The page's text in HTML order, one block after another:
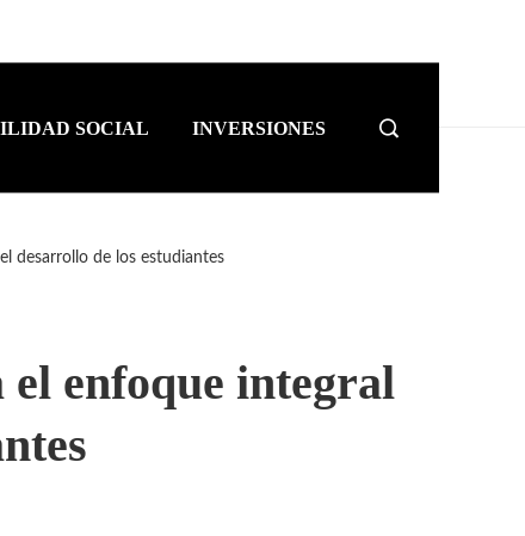
SOCIAL INVERSIONES
desarrollo de los estudiantes
enfoque integral